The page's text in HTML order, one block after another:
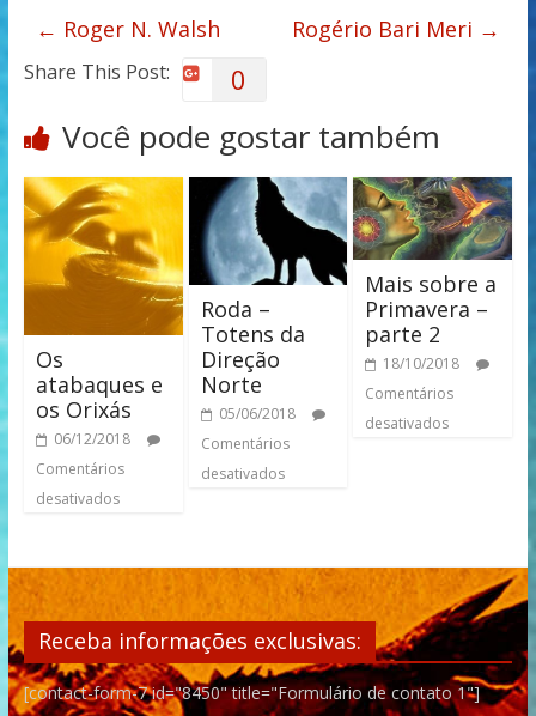
← Roger N. Walsh Rogério Bari Meri →
Share This Post: 0
Você pode gostar também
Os
atabaques e
os Orixás
06/12/2018
Comentários
desativados
Roda –
Totens da
Direção
Norte
05/06/2018
Comentários
desativados
Mais sobre a
Primavera –
parte 2
18/10/2018
Comentários
desativados
Receba informações exclusivas:
[contact-form-7 id="8450" title="Formulário de contato 1"]